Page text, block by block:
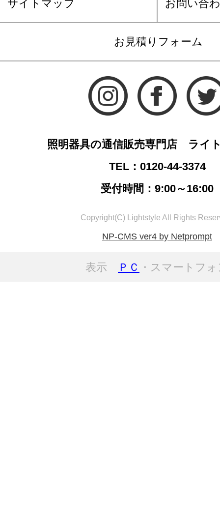
サイトマップ お問い合
お見積りフォーム
照明器具の通信販売専門店 ライ
TEL：0120-44-3374
受付時間：9:00～16:00
Copyright(C) Lightstyle All Rights
NP-CMS ver4 by Netprompt
表示 ＰＣ ・スマートフ